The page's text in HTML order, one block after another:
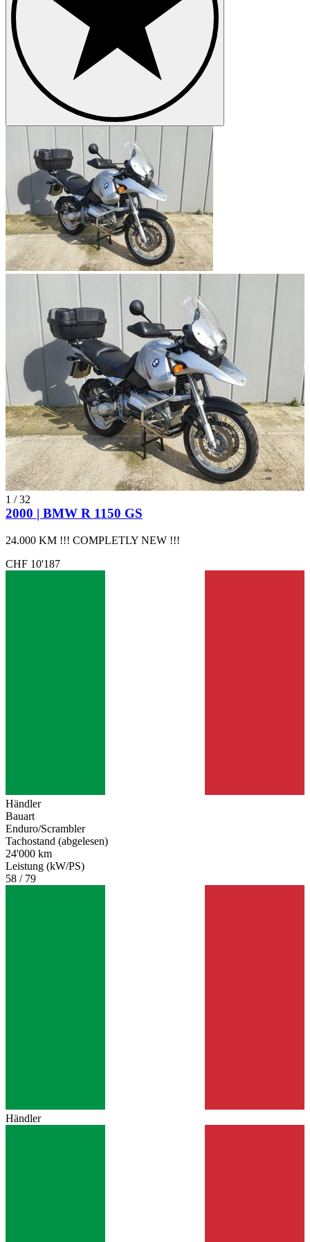
1 /32
2000 | BMW R 1150 GS
24.000 KM !!! COMPLETLY NEW !!!
CHF 10'187
Händler
Bauart
Enduro/Scrambler
Tachostand (abgelesen)
24'000 km
Leistung (kW/PS)
58 / 79
Händler